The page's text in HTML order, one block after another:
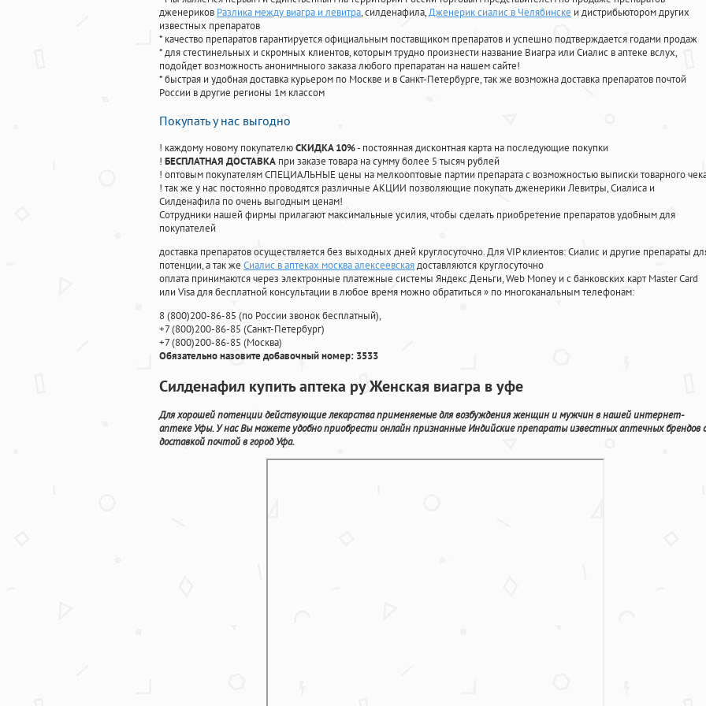
дженериков Разлика между виагра и левитра, силденафила,Дженерик сиалис в Челябинске и дистрибьютором других
известных препаратов
* качество препаратов гарантируется официальным поставщиком препаратов и успешно подтверждается годами продаж
* для стестинельных и скромных клиентов, которым трудно произнести название Виагра или Сиалис в аптеке вслух,
подойдет возможность анонимныого заказа любого препаратан на нашем сайте!
* быстрая и удобная доставка курьером по Москве и в Санкт-Петербурге, так же возможна доставка препаратов почтой
России в другие регионы 1м классом
Покупать у нас выгодно
! каждому новому покупателюСКИДКА 10%- постоянная дисконтная карта на последующие покупки
! БЕСПЛАТНАЯ ДОСТАВКА при заказе товара на сумму более 5 тысяч рублей
! оптовым покупателям СПЕЦИАЛЬНЫЕ цены на мелкооптовые партии препарата с возможностью выписки товарного
! так же у нас постоянно проводятся различные АКЦИИ позволяющие покупать дженерики Левитры, Сиалиса и
Силденафила по очень выгодным ценам!
Cотрудники нашей фирмы прилагают максимальные усилия, чтобы сделать приобретение препаратов удобным для
покупателей
доставка препаратов осуществляется без выходных дней круглосуточно. Для VIP клиентов: Сиалис и другие препараты
потенции, а так же Сиалис в аптеках москва алексеевскаядоставляются круглосуточно
оплата принимаются через электронные платежные системы Яндекс Деньги, Web Money и с банковских карт Master Card
или Visa для бесплатной консультации в любое время можно обратиться» по многоканальным телефонам:
8(800)200-86-85 (по России звонок бесплатный),
+7(800)200-86-85 (Санкт-Петербург)
+7(800)200-86-85 (Москва)
Обязательно назовите добавочный номер: 3533
Силденафил купить аптека ру Женская виагра в уфе
Для хорошей потенции действующие лекарства применяемые для возбуждения женщин и мужчин в нашей интернет-
аптеке Уфы. У нас Вы можете удобно приобрести онлайн признанные Индийские препараты известных аптечных брендов с
доставкой почтой в город Уфа.